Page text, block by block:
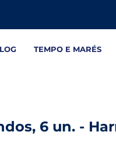
TEMPO E MARÉS
6 un. -